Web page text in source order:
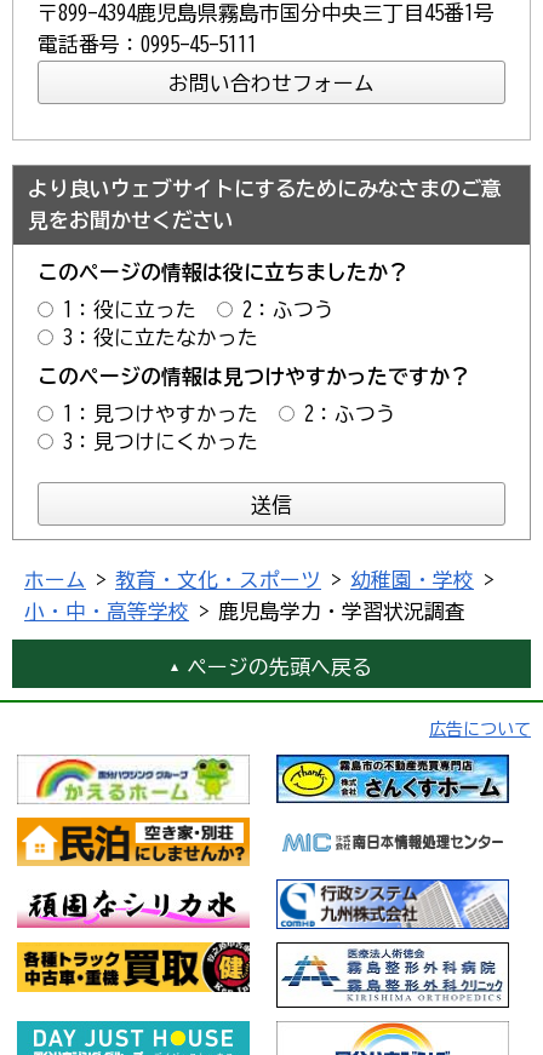
〒899-4394鹿児島県霧島市国分中央三丁目45番1号
電話番号：0995-45-5111
より良いウェブサイトにするためにみなさまのご意
見をお聞かせください
このページの情報は役に立ちましたか？
1：役に立った
2：ふつう
3：役に立たなかった
このページの情報は見つけやすかったですか？
1：見つけやすかった
2：ふつう
3：見つけにくかった
ホーム > 教育・文化・スポーツ > 幼稚園・学校 >
小・中・高等学校 > 鹿児島学力・学習状況調査
ページの先頭へ戻る
広告について